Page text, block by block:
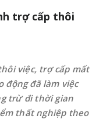
trợ cấp thôi
việc, trợ cấp mất
động đã làm việc
trừ đi thời gian
thất nghiệp theo